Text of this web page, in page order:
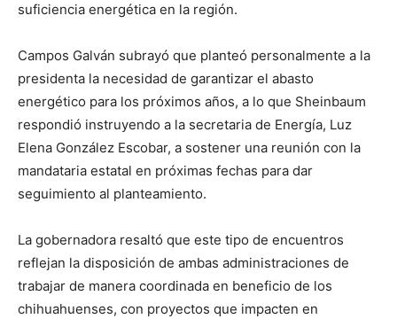
suficiencia energética en la región.
Campos Galván subrayó que planteó personalmente a la
presidenta la necesidad de garantizar el abasto
energético para los próximos años, a lo que Sheinbaum
respondió instruyendo a la secretaria de Energía, Luz
Elena González Escobar, a sostener una reunión con la
mandataria estatal en próximas fechas para dar
seguimiento al planteamiento.
La gobernadora resaltó que este tipo de encuentros
reflejan la disposición de ambas administraciones de
trabajar de manera coordinada en beneficio de los
chihuahuenses, con proyectos que impacten en